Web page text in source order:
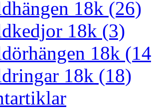
18k (26)
18k (3)
18k
18k (18)